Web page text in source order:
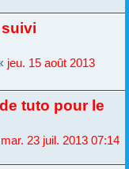
suivi
jeu. 15 août 2013
tuto pour le
mar. 23 juil. 2013 07:14